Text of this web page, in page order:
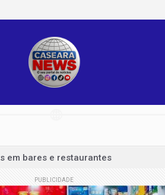
em bares e restaurantes
de US$ 7 bilhões
PUBLICIDADE